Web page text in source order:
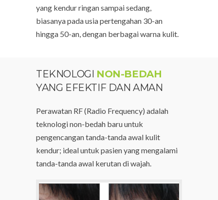
yang kendur ringan sampai sedang,
biasanya pada usia pertengahan 30-an
hingga 50-an, dengan berbagai warna kulit.
TEKNOLOGI NON-BEDAH
YANG EFEKTIF DAN AMAN
Perawatan RF (Radio Frequency) adalah
teknologi non-bedah baru untuk
pengencangan tanda-tanda awal kulit
kendur; ideal untuk pasien yang mengalami
tanda-tanda awal kerutan di wajah.